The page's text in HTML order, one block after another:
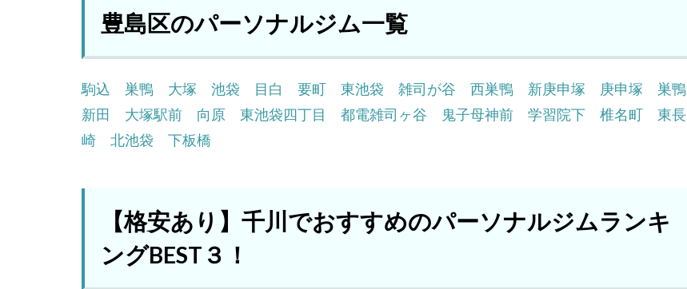
豊島区のパーソナルジム一覧
駒込 巣鴨 大塚 池袋 目白 要町 東池袋 雑司が谷 西巣鴨 新庚申塚 庚申塚
巣鴨
新田
大塚駅前 向原 東池袋四丁目 都電雑司ヶ谷 鬼子母神前 学習院下 椎名町
東長
崎
北池袋 下板橋
【格安あり】千川でおすすめのパーソナルジムランキ
ングBEST３！